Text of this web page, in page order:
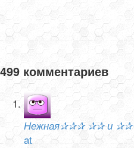
499 комментариев
Нежная✰✰✰ ✰✰ и
at